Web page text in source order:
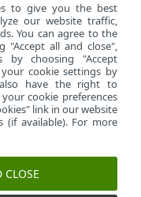
to give you the best
our website traffic,
You can agree to the
"Accept all and close",
by choosing "Accept
cookie settings by
also have the right to
cookie preferences
link in our website
available). For more
CLOSE